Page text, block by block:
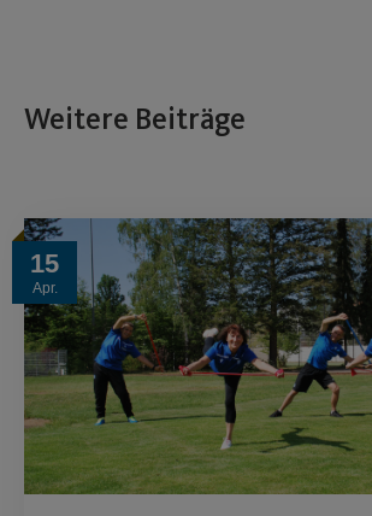
Weitere Beiträge
15
Apr.